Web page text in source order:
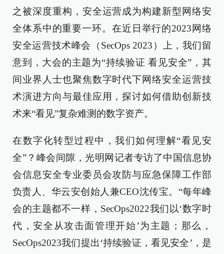
之被深度重构，安全运营成为构建新型网络安
全体系中的重要一环。在近日举行的2023网络
安全运营技术峰会（SecOps 2023）上，我们留
意到，大会的主题为“持续验证 看见安全”，其
间业界人士也聚焦数字时代下网络安全运营技
术演进方向与最佳应用，探讨如何借助创新技
术来“看见”复杂难测的数字资产。
在数字化转型过程中，我们如何理解“看见安
全”？峰会间隙，光明网记者专访了中国信息协
会信息安全专业委员会攻防与应急保障工作部
负责人、华云安创始人兼CEO沈传宝。“每年峰
会的主题都不一样，SecOps2022我们以‘数字时
代，安全从攻击面管理开始’为主题；那么，
SecOps2023我们提出‘持续验证，看见安全’，是